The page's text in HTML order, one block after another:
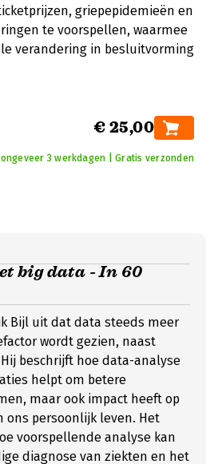
griepepidemieën en
te voorspellen, waarmee
verandering in besluitvorming
€ 25,00
3 werkdagen | Gratis verzonden
big data - In 60
Bijl uit dat data steeds meer
wordt gezien, naast
beschrijft hoe data-analyse
helpt om betere
maar ook impact heeft op
ons persoonlijk leven. Het
voorspellende analyse kan
diagnose van ziekten en het